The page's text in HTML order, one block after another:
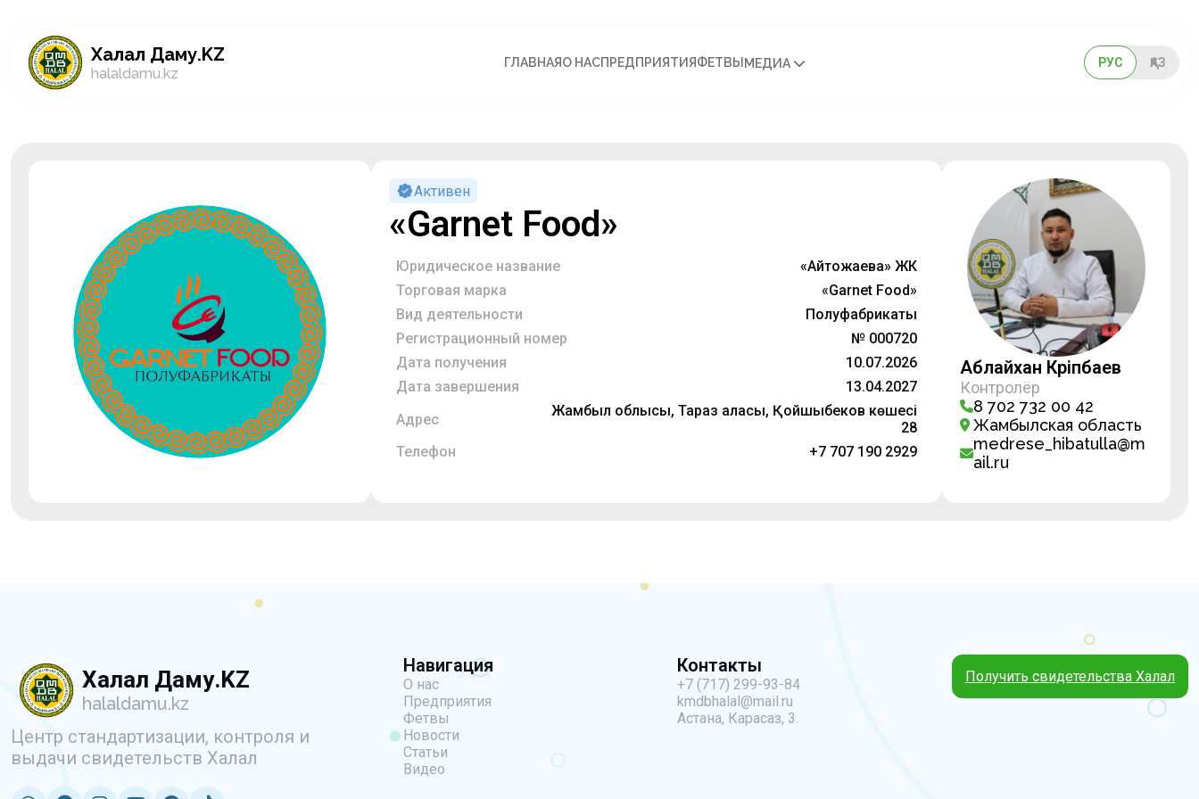
Халал Даму.KZ
halaldamu.kz
ГЛАВНАЯО НАСПРЕДПРИЯТИЯФЕТВЫ МЕДИА РУС ҚАЗ
Активен
«Garnet Food»
Юридическое название
«Айтқожаева» ЖК
Торговая марка
«Garnet Food»
Вид деятельности
Полуфабрикаты
Регистрационный номер
№ 000720
Дата получения
10.07.2026
Дата завершения
13.04.2027
Адрес
Жамбыл облысы, Тараз қаласы, Қойшыбеков көшесі
28
Телефон
+7 707 190 2929
Аблайхан Кәріпбаев
Контролёр
8 702 732 00 42
Жамбылская область
medrese_hibatulla@m
ail.ru
Халал Даму.KZ
halaldamu.kz
Центр стандартизации, контроля и
выдачи свидетельств Халал
Навигация
О нас
Предприятия
Фетвы
Новости
Статьи
Видео
Контакты
+7 (717) 299-93-84
kmdbhalal@mail.ru
Астана, Карасаз, 3.
Получить свидетельства Халал